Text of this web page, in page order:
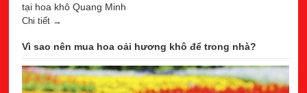
tại hoa khô Quang Minh
Chi tiết →
Vì sao nên mua hoa oải hương khô để trong nhà?